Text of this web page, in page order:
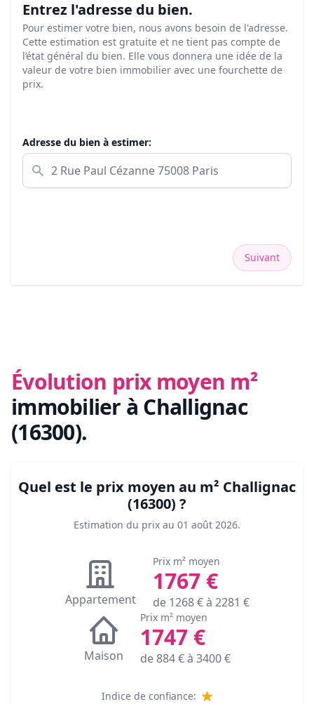
Entrez l'adresse du bien.
Pour estimer votre bien, nous avons besoin de l'adresse.
Cette estimation est gratuite et ne tient pas compte de
l’état général du bien. Elle vous donnera une idée de la
valeur de votre bien immobilier avec une fourchette de
prix.
Adresse du bien à estimer:
Suivant
Évolution prix moyen m²
immobilier à Challignac
(16300).
Quel est le prix moyen au m² Challignac
(16300) ?
Estimation du prix au 01 août 2026.
Appartement
Prix m² moyen
1767€
de 1268€ à 2281 €
Maison
Prix m² moyen
1747€
de884€ à 3400€
Indice de confiance: